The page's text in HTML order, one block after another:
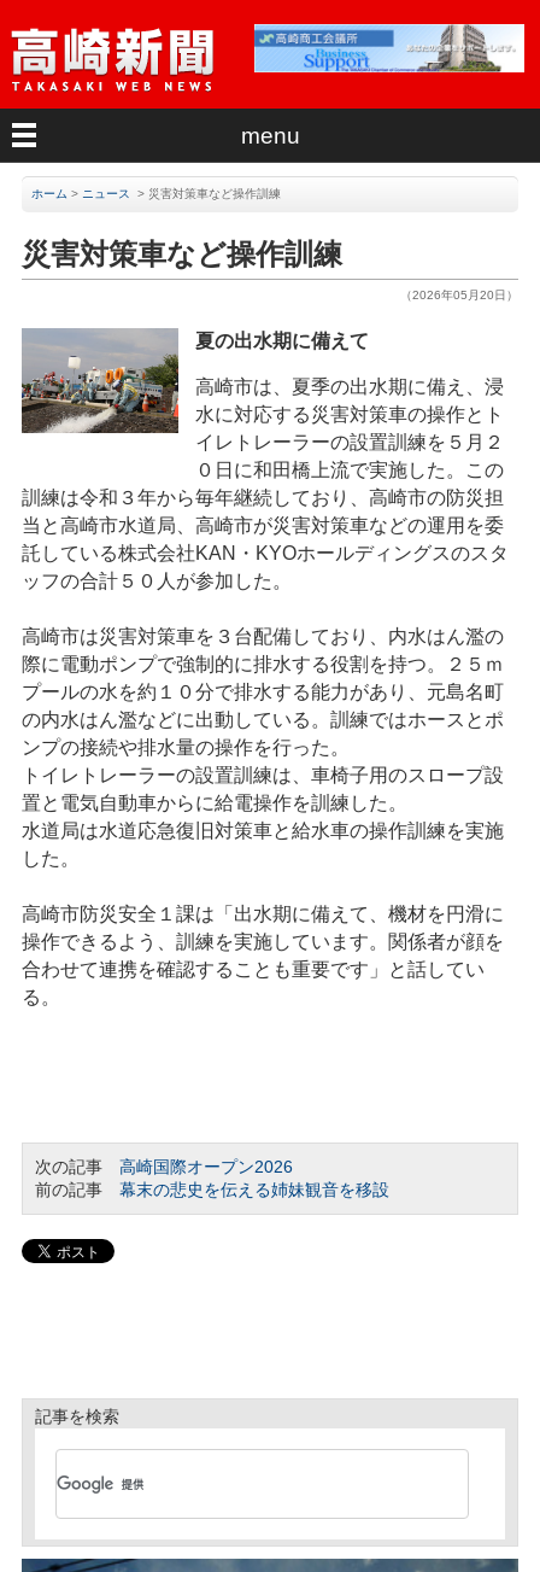
menu
ホーム > ニュース > 災害対策車など操作訓練
災害対策車など操作訓練
（2026年05月20日）
夏の出水期に備えて
高崎市は、夏季の出水期に備え、浸
水に対応する災害対策車の操作とト
イレトレーラーの設置訓練を５月２
０日に和田橋上流で実施した。この
訓練は令和３年から毎年継続しており、高崎市の防災担
当と高崎市水道局、高崎市が災害対策車などの運用を委
託している株式会社KAN・KYOホールディングスのスタ
ッフの合計５０人が参加した。
高崎市は災害対策車を３台配備しており、内水はん濫の
際に電動ポンプで強制的に排水する役割を持つ。２５ｍ
プールの水を約１０分で排水する能力があり、元島名町
の内水はん濫などに出動している。訓練ではホースとポ
ンプの接続や排水量の操作を行った。
トイレトレーラーの設置訓練は、車椅子用のスロープ設
置と電気自動車からに給電操作を訓練した。
水道局は水道応急復旧対策車と給水車の操作訓練を実施
した。
高崎市防災安全１課は「出水期に備えて、機材を円滑に
操作できるよう、訓練を実施しています。関係者が顔を
合わせて連携を確認することも重要です」と話してい
る。
次の記事 高崎国際オープン2026
前の記事 幕末の悲史を伝える姉妹観音を移設
記事を検索